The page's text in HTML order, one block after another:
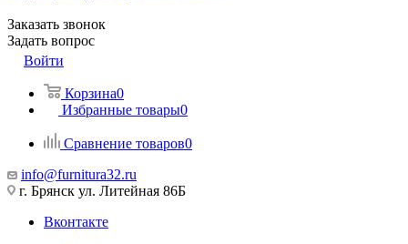
Заказать звонок
Задать вопрос
Войти
Корзина0
Избранные товары0
Сравнение товаров0
info@furnitura32.ru
г. Брянск ул. Литейная 86Б
Вконтакте